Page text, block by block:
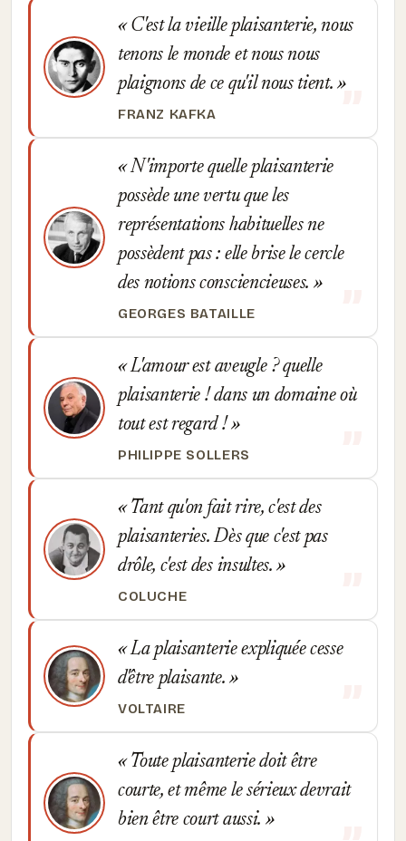
C'est la vieille plaisanterie, nous
tenons le monde et nous nous
plaignons de ce qu'il nous tient.
FRANZ KAFKA
N'importe quelle plaisanterie
possède une vertu que les
représentations habituelles ne
possèdent pas : elle brise le cercle
des notions consciencieuses.
GEORGES BATAILLE
L'amour est aveugle ? quelle
plaisanterie ! dans un domaine où
tout est regard !
PHILIPPE SOLLERS
Tant qu'on fait rire, c'est des
plaisanteries. Dès que c'est pas
drôle, c'est des insultes.
COLUCHE
La plaisanterie expliquée cesse
d'être plaisante.
VOLTAIRE
Toute plaisanterie doit être
courte, et même le sérieux devrait
bien être court aussi.